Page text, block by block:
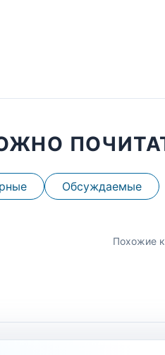
Обсуждаемые
Похожие